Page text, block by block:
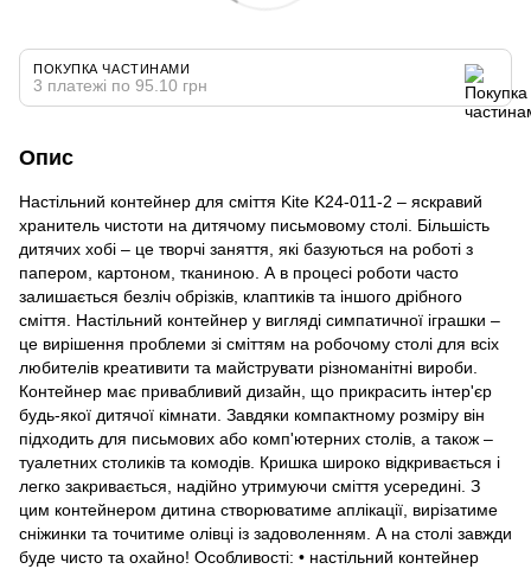
ПОКУПКА ЧАСТИНАМИ
3 платежі по 95.10 грн
Опис
Настільний контейнер для сміття Kite K24-011-2 – яскравий
хранитель чистоти на дитячому письмовому столі. Більшість
дитячих хобі – це творчі заняття, які базуються на роботі з
папером, картоном, тканиною. А в процесі роботи часто
залишається безліч обрізків, клаптиків та іншого дрібного
сміття. Настільний контейнер у вигляді симпатичної іграшки –
це вирішення проблеми зі сміттям на робочому столі для всіх
любителів креативити та майструвати різноманітні вироби.
Контейнер має привабливий дизайн, що прикрасить інтер'єр
будь-якої дитячої кімнати. Завдяки компактному розміру він
підходить для письмових або комп'ютерних столів, а також –
туалетних столиків та комодів. Кришка широко відкривається і
легко закривається, надійно утримуючи сміття усередині. З
цим контейнером дитина створюватиме аплікації, вирізатиме
сніжинки та точитиме олівці із задоволенням. А на столі завжди
буде чисто та охайно! Особливості: • настільний контейнер